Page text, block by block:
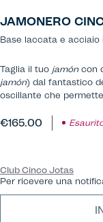
JAMONERO
Base laccata e acciaio
Taglia il tuo jamón con
jamón) dal fantastico
oscillante che
€165.00
Club Cinco Jotas
Per ricevere una